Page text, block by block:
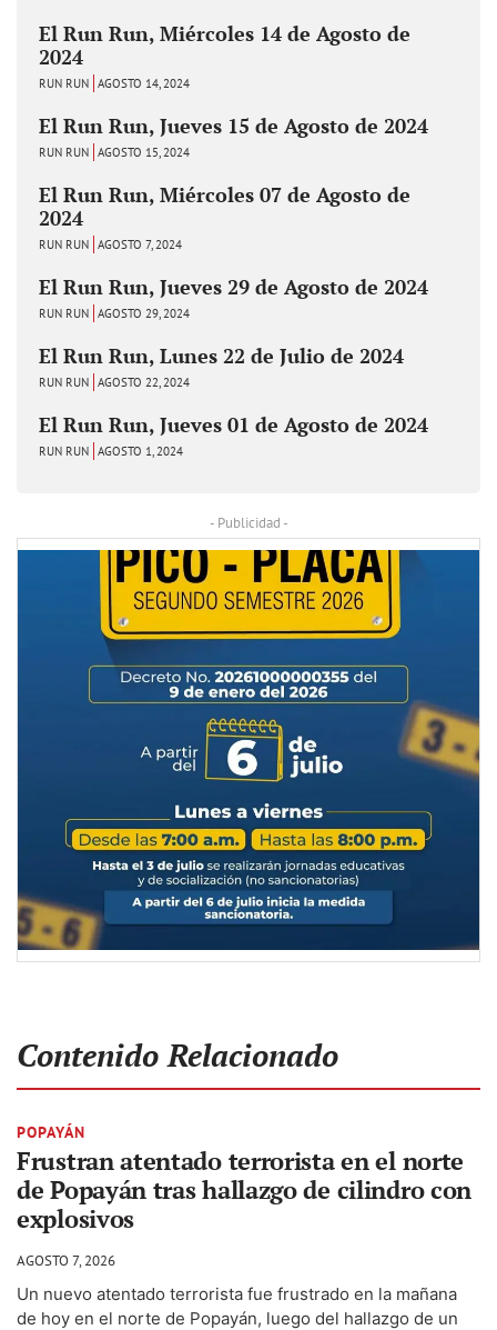
El Run Run, Miércoles 14 de Agosto de
2024
RUN RUN AGOSTO 14, 2024
El Run Run, Jueves 15 de Agosto de 2024
RUN RUN AGOSTO 15, 2024
El Run Run, Miércoles 07 de Agosto de
2024
RUN RUN AGOSTO 7, 2024
El Run Run, Jueves 29 de Agosto de 2024
RUN RUN AGOSTO 29, 2024
El Run Run, Lunes 22 de Julio de 2024
RUN RUN AGOSTO 22, 2024
El Run Run, Jueves 01 de Agosto de 2024
RUN RUN AGOSTO 1, 2024
- Publicidad -
Contenido Relacionado
POPAYÁN
Frustran atentado terrorista en el norte
de Popayán tras hallazgo de cilindro con
explosivos
AGOSTO 7, 2026
Un nuevo atentado terrorista fue frustrado en la mañana
de hoy en el norte de Popayán, luego del hallazgo de un